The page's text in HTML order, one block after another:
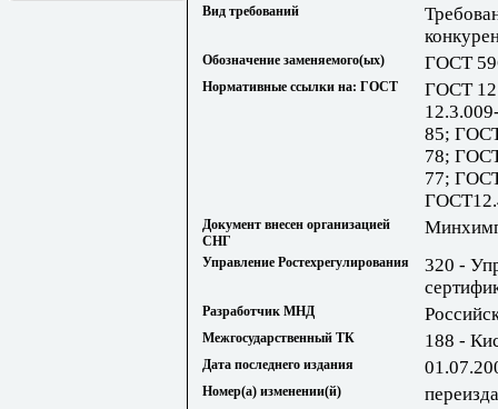
Вид требований
Обозначение заменяемого(ых) ГОСТ
Нормативные ссылки на: ГОСТ
ГОСТ
85;
78;
77;
Документ внесен организацией
СНГ
Управление Ростехрегулирования
320 -
Разработчик МНД
Межгосударственный ТК 188 -
Дата последнего издания
Номер(а) изменении(й)